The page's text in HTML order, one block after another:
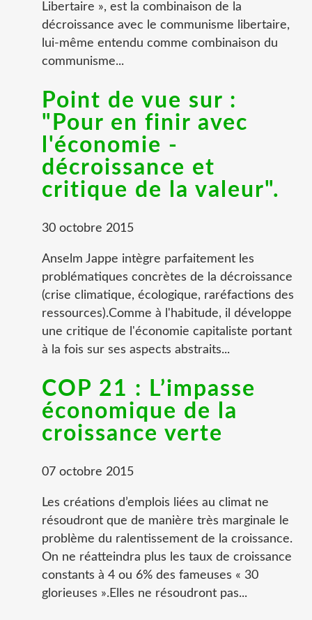
Libertaire », est la combinaison de la
décroissance avec le communisme libertaire,
lui-même entendu comme combinaison du
communisme...
Point de vue sur :
"Pour en finir avec
l'économie -
décroissance et
critique de la valeur".
30 octobre 2015
Anselm Jappe intègre parfaitement les
problématiques concrètes de la décroissance
(crise climatique, écologique, raréfactions des
ressources).Comme à l'habitude, il développe
une critique de l'économie capitaliste portant
à la fois sur ses aspects abstraits...
COP 21 : L’impasse
économique de la
croissance verte
07 octobre 2015
Les créations d’emplois liées au climat ne
résoudront que de manière très marginale le
problème du ralentissement de la croissance.
On ne réatteindra plus les taux de croissance
constants à 4 ou 6% des fameuses « 30
glorieuses ».Elles ne résoudront pas...